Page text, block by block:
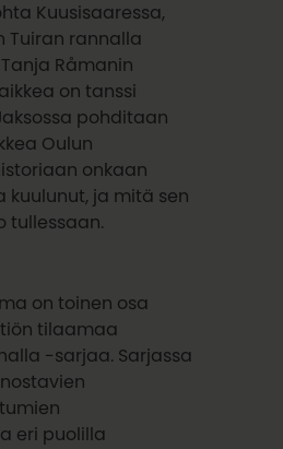
Kuusisaaressa,
Tuiran rannalla
Råmanin
on tanssi
pohditaan
Oulun
onkaan
kuulunut, ja mitä sen
tullessaan.
on toinen osa
tilaamaa
-sarjaa. Sarjassa
eri puolilla